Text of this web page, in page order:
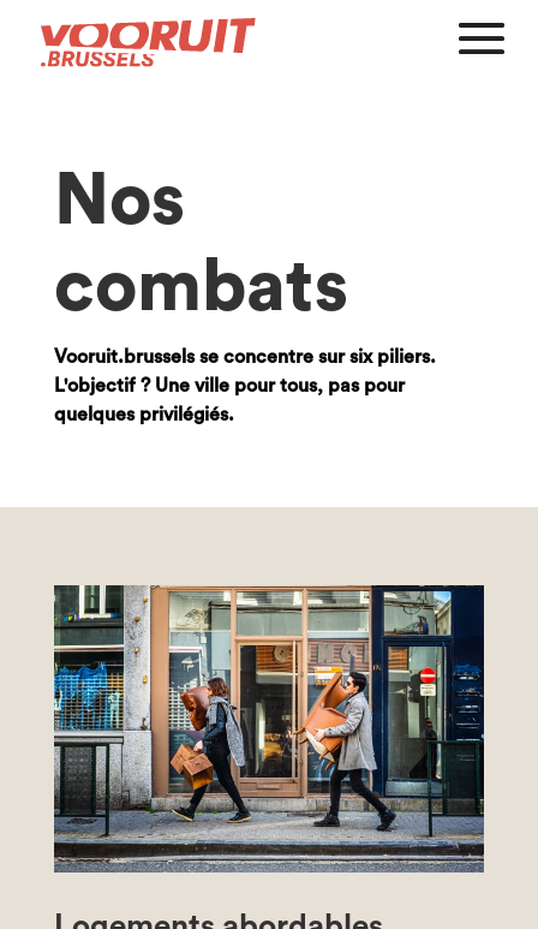
Nos
combats
Vooruit.brussels se concentre sur six piliers.
L'objectif ? Une ville pour tous, pas pour
quelques privilégiés.